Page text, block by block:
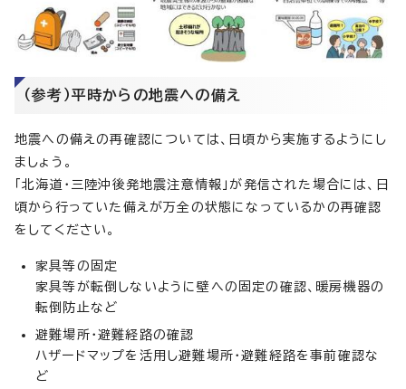
（参考）平時からの地震への備え
地震への備えの再確認については、日頃から実施するようにし
ましょう。
「北海道・三陸沖後発地震注意情報」が発信された場合には、日
頃から行っていた備えが万全の状態になっているかの再確認
をしてください。
家具等の固定
家具等が転倒しないように壁への固定の確認、暖房機器の
転倒防止など
避難場所・避難経路の確認
ハザードマップを活用し避難場所・避難経路を事前確認な
ど